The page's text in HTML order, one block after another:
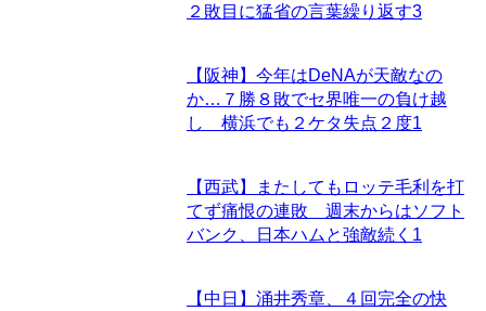
２敗目に猛省の言葉繰り返す3
【阪神】今年はDeNAが天敵なの
か…７勝８敗でセ界唯一の負け越
し 横浜でも２ケタ失点２度1
【西武】またしてもロッテ毛利を打
てず痛恨の連敗 週末からはソフト
バンク、日本ハムと強敵続く 1
【中日】涌井秀章、４回完全の快